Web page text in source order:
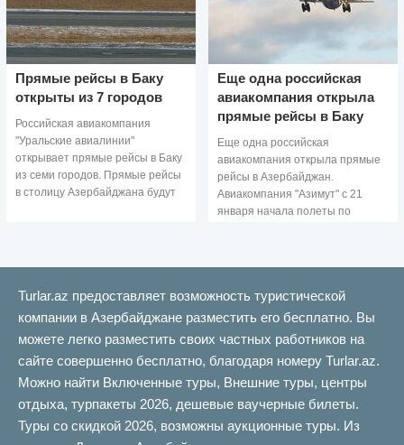
Прямые рейсы в Баку
открыты из 7 городов
Российская авиакомпания
"Уральские авиалинии"
открывает прямые рейсы в Баку
из семи городов. Прямые рейсы
в столицу Азербайджана будут
Еще одна российская
авиакомпания открыла
прямые рейсы в Баку
Еще одна российская
авиакомпания открыла прямые
рейсы в Азербайджан.
Авиакомпания "Азимут" с 21
января начала полеты по
Turlar.az предоставляет возможность туристической
компании в Азербайджане разместить его бесплатно. Вы
можете легко разместить своих частных работников на
сайте совершенно бесплатно, благодаря номеру Turlar.az.
Можно найти Включенные туры, Внешние туры, центры
отдыха, турпакеты 2026, дешевые ваучерные билеты.
Туры со скидкой 2026, возможны аукционные туры. Из